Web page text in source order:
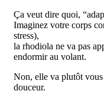
Ça veut dire quoi,
Imaginez votre corps
stress),
la rhodiola ne va pas
endormir au volant.
Non, elle va plutôt vous
douceur.